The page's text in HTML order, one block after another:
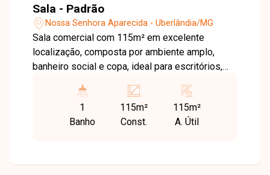
Sala - Padrão
Nossa Senhora Aparecida - Uberlândia/MG
Sala comercial com 115m² em excelente
localização, composta por ambiente amplo,
banheiro social e copa, ideal para escritórios,
praticidade e boa visibilidade..
1
Banho
115m²
Const.
115m²
A. Útil